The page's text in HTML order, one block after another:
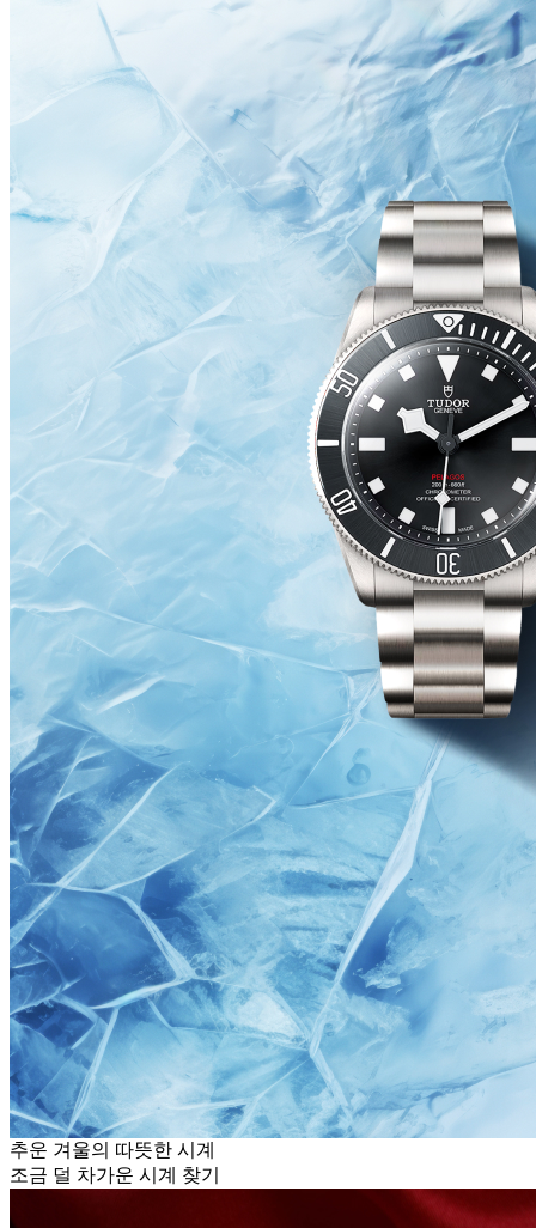
추운 겨울의 따뜻한 시계
조금 덜 차가운 시계 찾기